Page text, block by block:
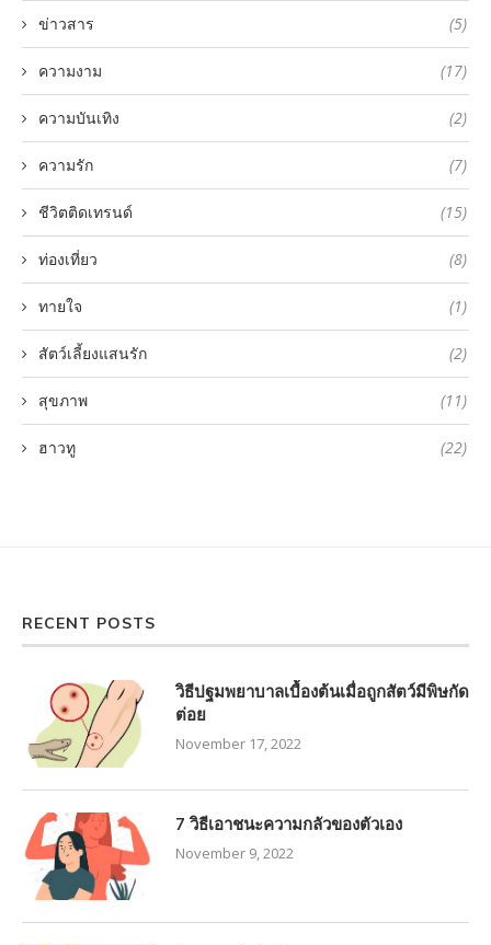
ข่าวสาร (5)
ความงาม (17)
ความบันเทิง (2)
ความรัก (7)
ชีวิตติดเทรนด์ (15)
ท่องเที่ยว (8)
ทายใจ (1)
สัตว์เลี้ยงแสนรัก (2)
สุขภาพ (11)
ฮาวทู (22)
RECENT POSTS
วิธีปฐมพยาบาลเบื้องต้นเมื่อถูกสัตว์มีพิษกัด
ต่อย
November 17, 2022
7 วิธีเอาชนะความกลัวของตัวเอง
November 9, 2022